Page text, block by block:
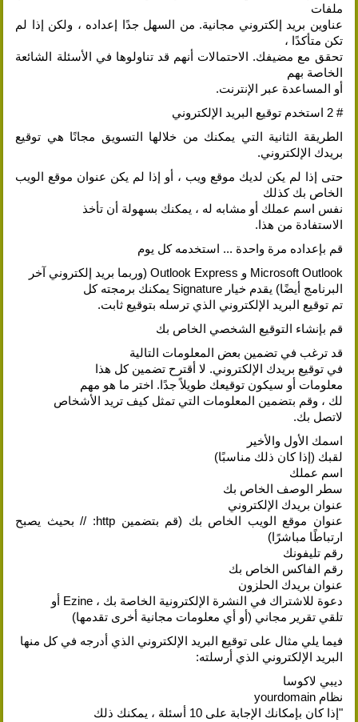
ملفات
عناوين بريد إلكتروني مجانية. من السهل جدًا إعداده ، ولكن إذا لم
تكن متأكدًا ،
تحقق مع مضيفك. الاحتمالات أنهم قد تناولوها في الأسئلة الشائعة
الخاصة بهم
أو المساعدة عبر الإنترنت.
# 2 استخدم توقيع البريد الإلكتروني
الطريقة الثانية التي يمكنك من خلالها التسويق مجانًا هي توقيع
بريدك الإلكتروني.
حتى إذا لم يكن لديك موقع ويب ، أو إذا لم يكن عنوان موقع الويب
الخاص بك كذلك
نفس اسم عملك أو مشابه له ، يمكنك بسهولة أن تأخذ
الاستفادة من هذا.
قم بإعداده مرة واحدة ... استخدمه كل يوم
Microsoft Outlook و Outlook Express (وربما بريد إلكتروني آخر
البرنامج أيضًا) يقدم خيار Signature يمكنك برمجته كل
تم توقيع البريد الإلكتروني الذي ترسله بتوقيع ثابت.
قم بإنشاء التوقيع الشخصي الخاص بك
قد ترغب في تضمين بعض المعلومات التالية
في توقيع بريدك الإلكتروني. لا أقترح تضمين كل هذا
معلومات أو سيكون توقيعك طويلاً جدًا. اختر ما هو مهم
لك ، وقم بتضمين المعلومات التي تمثل كيف تريد الأشخاص
لاتصل بك.
اسمك الأول والأخير
لقبك (إذا كان ذلك مناسبًا)
اسم عملك
سطر الوصف الخاص بك
عنوان بريدك الإلكتروني
عنوان موقع الويب الخاص بك (قم بتضمين http: // بحيث يصبح
ارتباطًا مباشرًا)
رقم تليفونك
رقم الفاكس الخاص بك
عنوان بريدك الحلزون
دعوة للاشتراك في النشرة الإلكترونية الخاصة بك ، Ezine أو
تلقي تقرير مجاني (أو أي معلومات مجانية أخرى تقدمها)
فيما يلي مثال على توقيع البريد الإلكتروني الذي أدرجه في كل منها
البريد الإلكتروني الذي أرسلته:
ديبي لاكوسا
نظام yourdomain
"إذا كان بإمكانك الإجابة على 10 أسئلة ، يمكنك ذلك